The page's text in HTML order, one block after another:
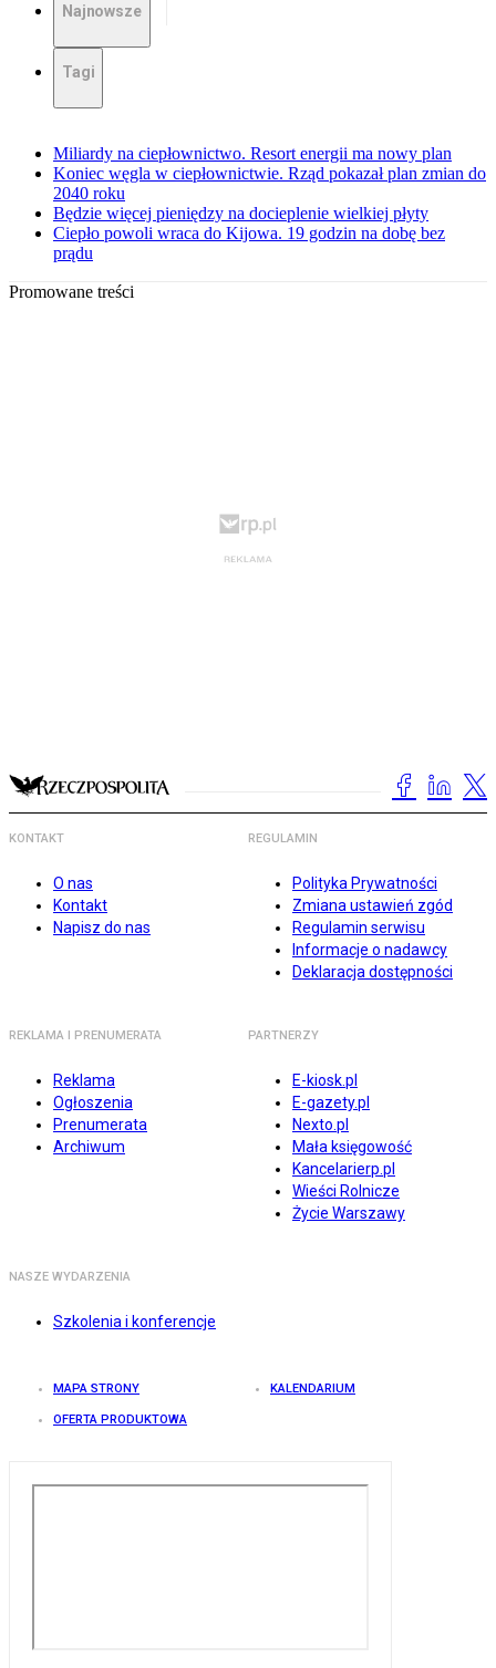
Najnowsze
Tagi
Miliardy na ciepłownictwo. Resort energii ma nowy plan
Koniec węgla w ciepłownictwie. Rząd pokazał plan zmian do
2040 roku
Będzie więcej pieniędzy na docieplenie wielkiej płyty
Ciepło powoli wraca do Kijowa. 19 godzin na dobę bez
prądu
Promowane treści
KONTAKT
O nas
Kontakt
Napisz do nas
REGULAMIN
Polityka Prywatności
Zmiana ustawień zgód
Regulamin serwisu
Informacje o nadawcy
Deklaracja dostępności
REKLAMA I PRENUMERATA
Reklama
Ogłoszenia
Prenumerata
Archiwum
PARTNERZY
E-kiosk.pl
E-gazety.pl
Nexto.pl
Mała księgowość
Kancelarierp.pl
Wieści Rolnicze
Życie Warszawy
NASZE WYDARZENIA
Szkolenia i konferencje
MAPA STRONY KALENDARIUM
OFERTA PRODUKTOWA